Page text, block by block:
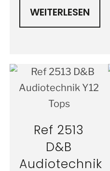
WEITERLESEN
Ref 2513
D&B
Audiotechnik